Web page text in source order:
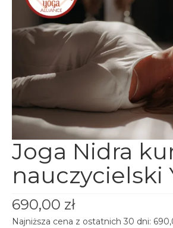
specjalistyczne
Grafik
Blog
Zaloguj
platforma kursowa
Joga Nidra
nauczycielski
690,00 zł
Najniższa cena z ostatnich 30 dni: